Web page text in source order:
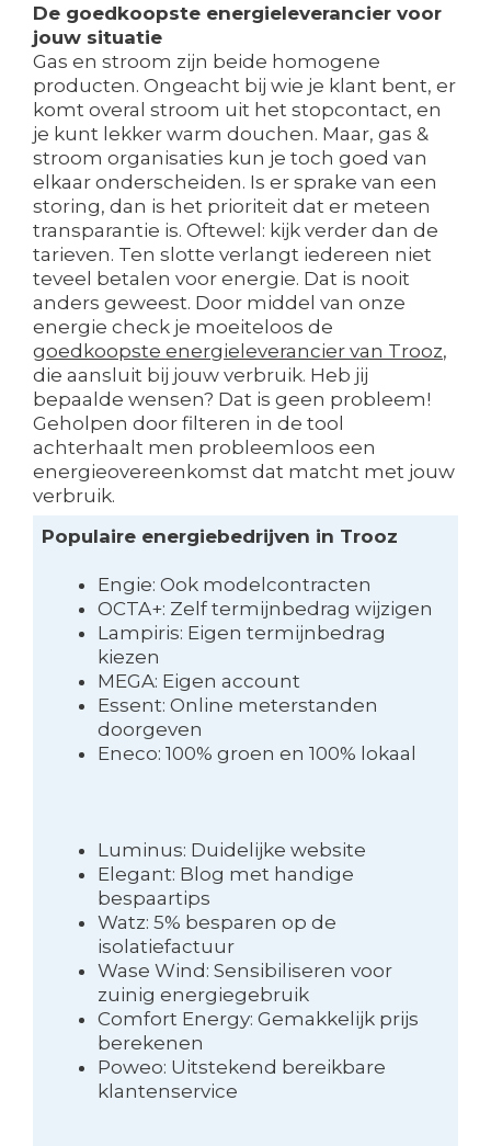
De goedkoopste energieleverancier voor
jouw situatie
Gas en stroom zijn beide homogene
producten. Ongeacht bij wie je klant bent, er
komt overal stroom uit het stopcontact, en
je kunt lekker warm douchen. Maar, gas &
stroom organisaties kun je toch goed van
elkaar onderscheiden. Is er sprake van een
storing, dan is het prioriteit dat er meteen
transparantie is. Oftewel: kijk verder dan de
tarieven. Ten slotte verlangt iedereen niet
teveel betalen voor energie. Dat is nooit
anders geweest. Door middel van onze
energie check je moeiteloos de
goedkoopste energieleverancier van Trooz,
die aansluit bij jouw verbruik. Heb jij
bepaalde wensen? Dat is geen probleem!
Geholpen door filteren in de tool
achterhaalt men probleemloos een
energieovereenkomst dat matcht met jouw
verbruik.
Populaire energiebedrijven in Trooz
Engie: Ook modelcontracten
OCTA+: Zelf termijnbedrag wijzigen
Lampiris: Eigen termijnbedrag
kiezen
MEGA: Eigen account
Essent: Online meterstanden
doorgeven
Eneco: 100% groen en 100% lokaal
Luminus: Duidelijke website
Elegant: Blog met handige
bespaartips
Watz: 5% besparen op de
isolatiefactuur
Wase Wind: Sensibiliseren voor
zuinig energiegebruik
Comfort Energy: Gemakkelijk prijs
berekenen
Poweo: Uitstekend bereikbare
klantenservice